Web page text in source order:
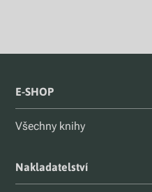
E-SHOP
Všechny knihy
Nakladatelství